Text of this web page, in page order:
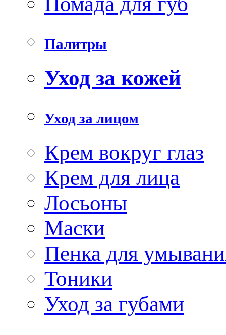
Палитры
Уход за кожей
Уход за лицом
Крем вокруг глаз
Крем для лица
Лосьоны
Маски
Пенка для
Тоники
Уход за губами